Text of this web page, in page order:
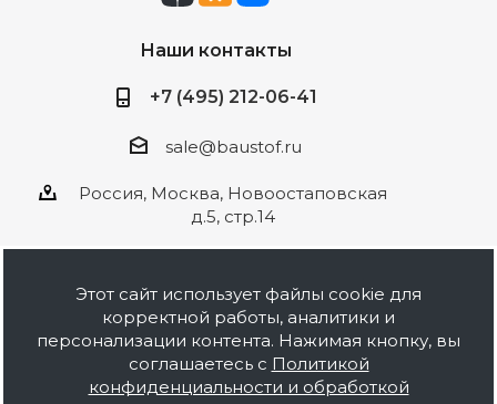
Наши контакты
+7 (495) 212-06-41
sale@baustof.ru
Россия, Москва, Новоостаповская
д.5, стр.14
2026 © ООО Баустов. Собственное
производство лакокрасочной продукции,
оптовая и розничная продажа строительных
Этот сайт использует файлы cookie для
корректной работы, аналитики и
персонализации контента. Нажимая кнопку, вы
соглашаетесь с Политикой
конфиденциальности и обработкой